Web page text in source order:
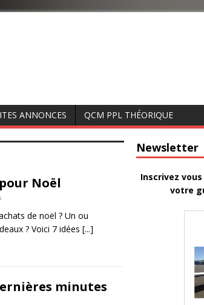
ANNONCES QCM PPL THÉORIQUE
Noël
de noël ? Un ou
? Voici 7 idées [...]
minutes
Newsletter
Inscrivez
votre